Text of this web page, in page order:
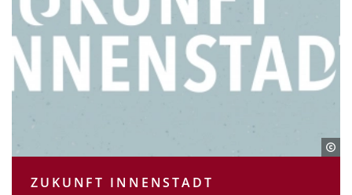
ZUKUNFT INNENSTADT